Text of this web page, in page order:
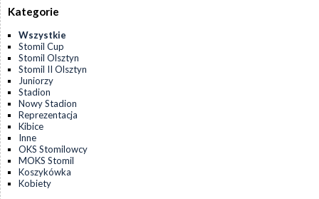
Kategorie
Wszystkie
Stomil Cup
Stomil Olsztyn
Stomil II Olsztyn
Juniorzy
Stadion
Nowy Stadion
Reprezentacja
Kibice
Inne
OKS Stomilowcy
MOKS Stomil
Koszykówka
Kobiety